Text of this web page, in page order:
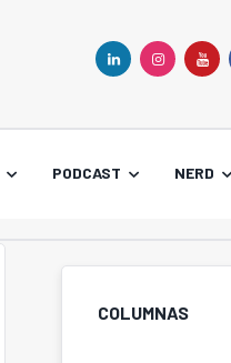
PODCAST NERD
COLUMNAS